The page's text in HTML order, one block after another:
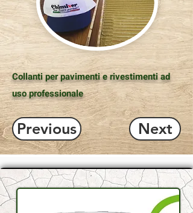
Collanti per pavimenti e rivestimenti ad
uso professionale
Previous Next